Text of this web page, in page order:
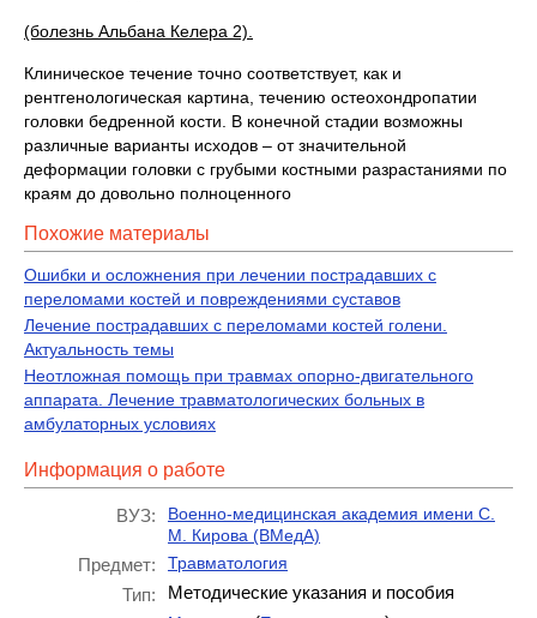
(болезнь Альбана Келера 2).
Клиническое течение точно соответствует, как и
рентгенологическая картина, течению остеохондропатии
головки бедренной кости. В конечной стадии возможны
различные варианты исходов – от значительной
деформации головки с грубыми костными разрастаниями по
краям до довольно полноценного
Похожие материалы
Ошибки и осложнения при лечении пострадавших с
переломами костей и повреждениями суставов
Лечение пострадавших с переломами костей голени.
Актуальность темы
Неотложная помощь при травмах опорно-двигательного
аппарата. Лечение травматологических больных в
амбулаторных условиях
Информация о работе
ВУЗ:
Военно-медицинская академия имени С.
М. Кирова (ВМедА)
Предмет: Травматология
Тип:
Методические указания и пособия